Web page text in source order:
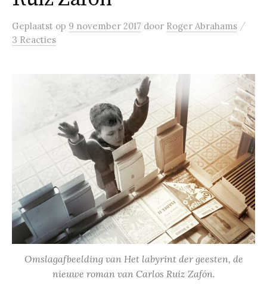
Geplaatst op 9 november 2017 door Roger Abrahams /
3 Reacties
Omslagafbeelding van Het labyrint der geesten, de
nieuwe roman van Carlos Ruiz Zafón.